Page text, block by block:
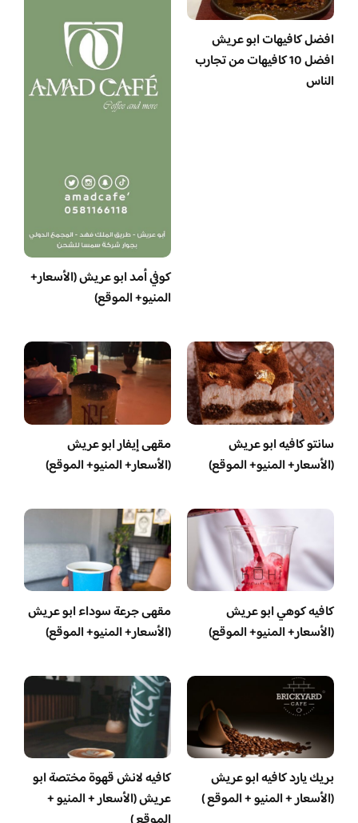
افضل كافيهات ابو عريش
افضل 10 كافيهات من تجارب
الناس
كوفي أمد ابو عريش (الأسعار+
المنيو+ الموقع)
سانتو كافيه ابو عريش
(الأسعار+ المنيو+ الموقع)
مقهى إيفار ابو عريش
(الأسعار+ المنيو+ الموقع)
كافيه كوهي ابو عريش
(الأسعار+ المنيو+ الموقع)
مقهى جرعة سوداء ابو عريش
(الأسعار+ المنيو+ الموقع)
بريك يارد كافيه ابو عريش
(الأسعار + المنيو + الموقع )
كافيه لانش قهوة مختصة ابو
عريش (الأسعار + المنيو +